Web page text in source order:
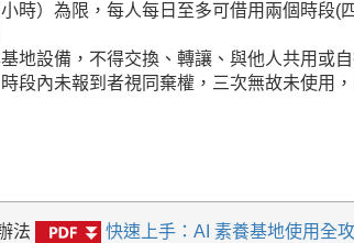
時）為限，每人每日至多可借用兩個時段(四
地設備，不得交換、轉讓、與他人共用或
段內未報到者視同棄權，三次無故未使用
法
快速上手：AI 素養基地使用全